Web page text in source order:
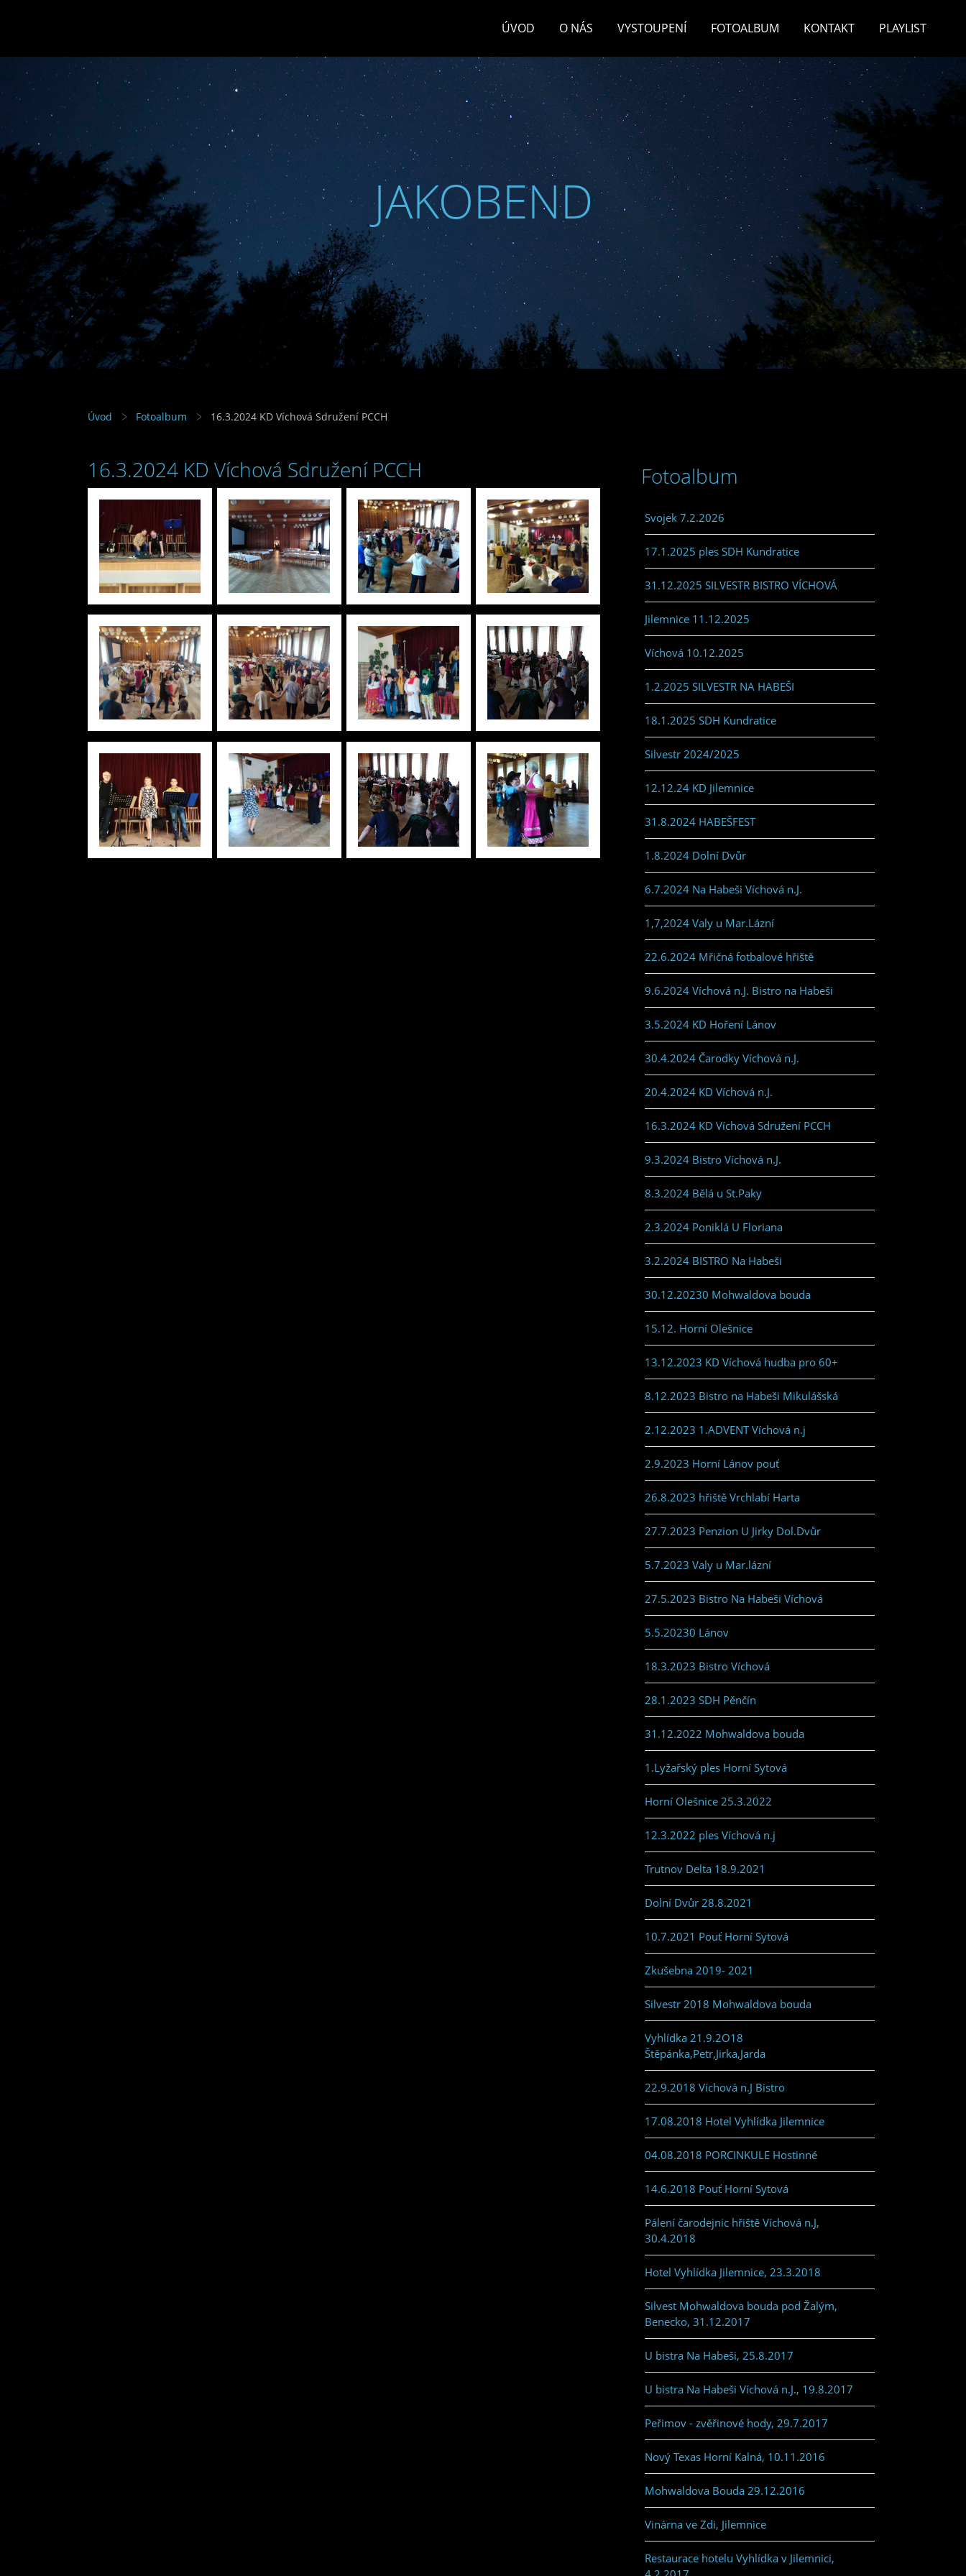
ÚVOD O NÁS VYSTOUPENÍ FOTOALBUM KONTAKT PLAYLIST
JAKOBEND
Úvod Fotoalbum 16.3.2024 KD Víchová Sdružení PCCH
16.3.2024 KD Víchová Sdružení PCCH Fotoalbum
Svojek 7.2.2026
17.1.2025 ples SDH Kundratice
31.12.2025 SILVESTR BISTRO VÍCHOVÁ
Jilemnice 11.12.2025
Víchová 10.12.2025
1.2.2025 SILVESTR NA HABEŠI
18.1.2025 SDH Kundratice
Silvestr 2024/2025
12.12.24 KD Jilemnice
31.8.2024 HABEŠFEST
1.8.2024 Dolní Dvůr
6.7.2024 Na Habeši Víchová n.J.
1,7,2024 Valy u Mar.Lázní
22.6.2024 Mřičná fotbalové hřiště
9.6.2024 Víchová n.J. Bistro na Habeši
3.5.2024 KD Hoření Lánov
30.4.2024 Čarodky Víchová n.J.
20.4.2024 KD Víchová n.J.
16.3.2024 KD Víchová Sdružení PCCH
9.3.2024 Bistro Víchová n.J.
8.3.2024 Bělá u St.Paky
2.3.2024 Poniklá U Floriana
3.2.2024 BISTRO Na Habeši
30.12.20230 Mohwaldova bouda
15.12. Horní Olešnice
13.12.2023 KD Víchová hudba pro 60+
8.12.2023 Bistro na Habeši Mikulášská
2.12.2023 1.ADVENT Víchová n.j
2.9.2023 Horní Lánov pouť
26.8.2023 hřiště Vrchlabí Harta
27.7.2023 Penzion U Jirky Dol.Dvůr
5.7.2023 Valy u Mar.lázní
27.5.2023 Bistro Na Habeši Víchová
5.5.20230 Lánov
18.3.2023 Bistro Víchová
28.1.2023 SDH Pěnčín
31.12.2022 Mohwaldova bouda
1.Lyžařský ples Horní Sytová
Horní Olešnice 25.3.2022
12.3.2022 ples Víchová n.j
Trutnov Delta 18.9.2021
Dolní Dvůr 28.8.2021
10.7.2021 Pouť Horní Sytová
Zkušebna 2019- 2021
Silvestr 2018 Mohwaldova bouda
Vyhlídka 21.9.2O18
Štěpánka,Petr,Jirka,Jarda
22.9.2018 Víchová n.J Bistro
17.08.2018 Hotel Vyhlídka Jilemnice
04.08.2018 PORCINKULE Hostinné
14.6.2018 Pouť Horní Sytová
Pálení čarodejnic hřiště Víchová n.J,
30.4.2018
Hotel Vyhlídka Jilemnice, 23.3.2018
Silvest Mohwaldova bouda pod Žalým,
Benecko, 31.12.2017
U bistra Na Habeši, 25.8.2017
U bistra Na Habeši Víchová n.J., 19.8.2017
Peřimov - zvěřinové hody, 29.7.2017
Nový Texas Horní Kalná, 10.11.2016
Mohwaldova Bouda 29.12.2016
Vinárna ve Zdi, Jilemnice
Restaurace hotelu Vyhlídka v Jilemnici,